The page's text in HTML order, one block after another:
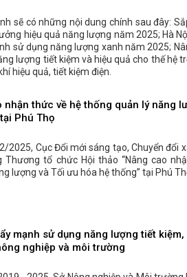
sẽ có những nội dung chính sau đây:
hiệu quả năng lượng năm 2025; Hà
sử dụng năng lượng xanh năm 2025;
lượng tiết kiệm và hiệu quả cho thế hệ
hiệu quả, tiết kiệm điện.
nhận thức về hệ thống quản lý năng
Phú Thọ
2025, Cục Đổi mới sáng tạo, Chuyển đổi
Thương tổ chức Hội thảo “Nâng cao
lượng và Tối ưu hóa hệ thống” tại Phú
mạnh sử dụng năng lượng tiết
nghiệp và môi trường